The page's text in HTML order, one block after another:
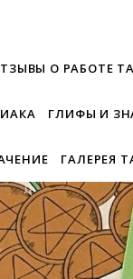
О РАБОТЕ
ГЛИФЫ И
ГАЛЕРЕЯ